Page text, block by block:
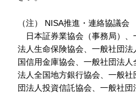
（注） NISA推進・連絡協議会
日本証券業協会（事務局）、
法人生命保険協会、一般社団
国信用金庫協会、一般社団法
法人全国地方銀行協会、一般
団法人投資信託協会、一般社